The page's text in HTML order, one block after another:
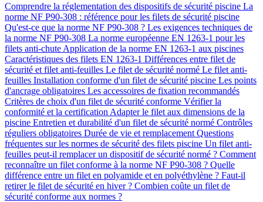
Comprendre la réglementation des dispositifs de sécurité piscine La
norme NF P90-308 : référence pour les filets de sécurité piscine
Qu'est-ce que la norme NF P90-308 ? Les exigences techniques de
la norme NF P90-308 La norme européenne EN 1263-1 pour les
filets anti-chute Application de la norme EN 1263-1 aux piscines
Caractéristiques des filets EN 1263-1 Différences entre filet de
sécurité et filet anti-feuilles Le filet de sécurité normé Le filet anti-
feuilles Installation conforme d'un filet de sécurité piscine Les points
d'ancrage obligatoires Les accessoires de fixation recommandés
Critères de choix d'un filet de sécurité conforme Vérifier la
conformité et la certification Adapter le filet aux dimensions de la
piscine Entretien et durabilité d'un filet de sécurité normé Contrôles
réguliers obligatoires Durée de vie et remplacement Questions
fréquentes sur les normes de sécurité des filets piscine Un filet anti-
feuilles peut-il remplacer un dispositif de sécurité normé ? Comment
reconnaître un filet conforme à la norme NF P90-308 ? Quelle
différence entre un filet en polyamide et en polyéthylène ? Faut-il
retirer le filet de sécurité en hiver ? Combien coûte un filet de
sécurité conforme aux normes ?